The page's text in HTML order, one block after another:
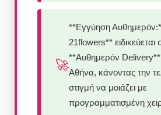
🚀
**Εγγύηση
21flowers** ειδικεύεται
**Αυθημερόν Delivery**
Αθήνα, κάνοντας την
στιγμή να μοιάζει με
προγραμματισμένη